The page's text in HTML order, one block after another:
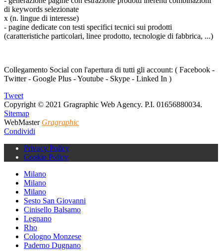
di keywords selezionate
x (n. lingue di interesse)
- pagine dedicate con testi specifici tecnici sui prodotti
(caratteristiche particolari, linee prodotto, tecnologie di fabbrica, ...)
Collegamento Social con l'apertura di tutti gli account: ( Facebook -
Twitter - Google Plus - Youtube - Skype - Linked In )
Tweet
Copyright © 2021 Gragraphic Web Agency. P.I. 01656880034.
Sitemap
WebMaster Gragraphic
Condividi
Privacy Policy
Cookie Policy
Milano
Milano
Milano
Sesto San Giovanni
Cinisello Balsamo
Legnano
Rho
Cologno Monzese
Paderno Dugnano